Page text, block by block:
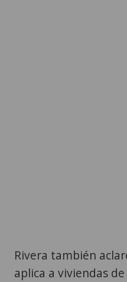
Rivera también
aplica a viviendas